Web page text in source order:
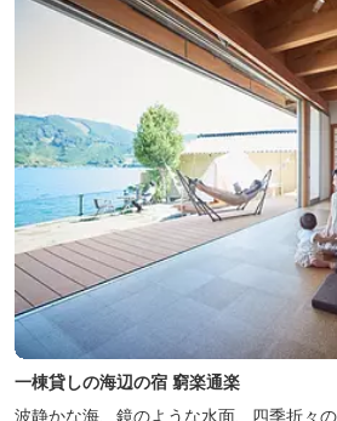
一棟貸しの海辺の宿 窮楽通楽
波静かな海、鏡のような水面、四季折々